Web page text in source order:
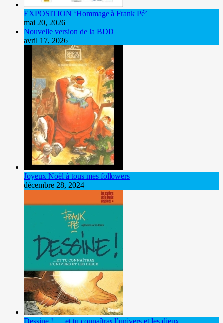
EXPOSITION ‘Hommage à Frank Pé’
mai 20, 2026
Nouvelle version de la BDD
avril 17, 2026
Joyeux Noël à tous mes followers
décembre 28, 2024
Dessine ! … et tu connaîtras l’univers et les dieux